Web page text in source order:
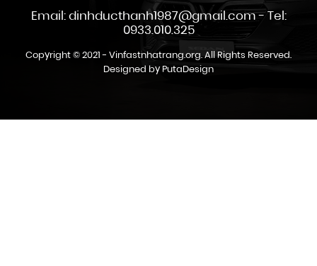
Email: dinhducthanh1987@gmail.com - Tel:
0933.010.325
Copyright © 2021 - Vinfastnhatrang.org. All Rights Reserved.
Designed by PutaDesign